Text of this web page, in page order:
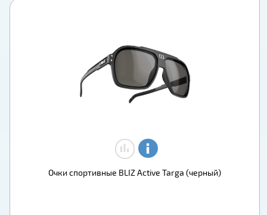
Очки спортивные BLIZ Active Targa (черный)